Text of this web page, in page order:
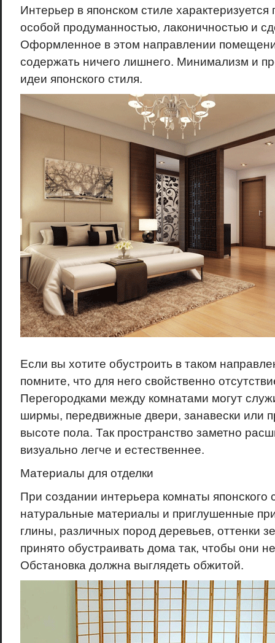
Интерьер в японском стиле
особой продуманностью, лаконичностью и
Оформленное в этом направлении
содержать ничего лишнего. Минимализм и
идеи японского стиля.
Если вы хотите обустроить в таком
помните, что для него свойственно
Перегородками между комнатами могут
ширмы, передвижные двери, занавески или
высоте пола. Так пространство заметно
визуально легче и естественнее.
Материалы для отделки
При создании интерьера комнаты японского
натуральные материалы и приглушенные
глины, различных пород деревьев, оттенки
принято обустраивать дома так, чтобы они
Обстановка должна выглядеть обжитой.